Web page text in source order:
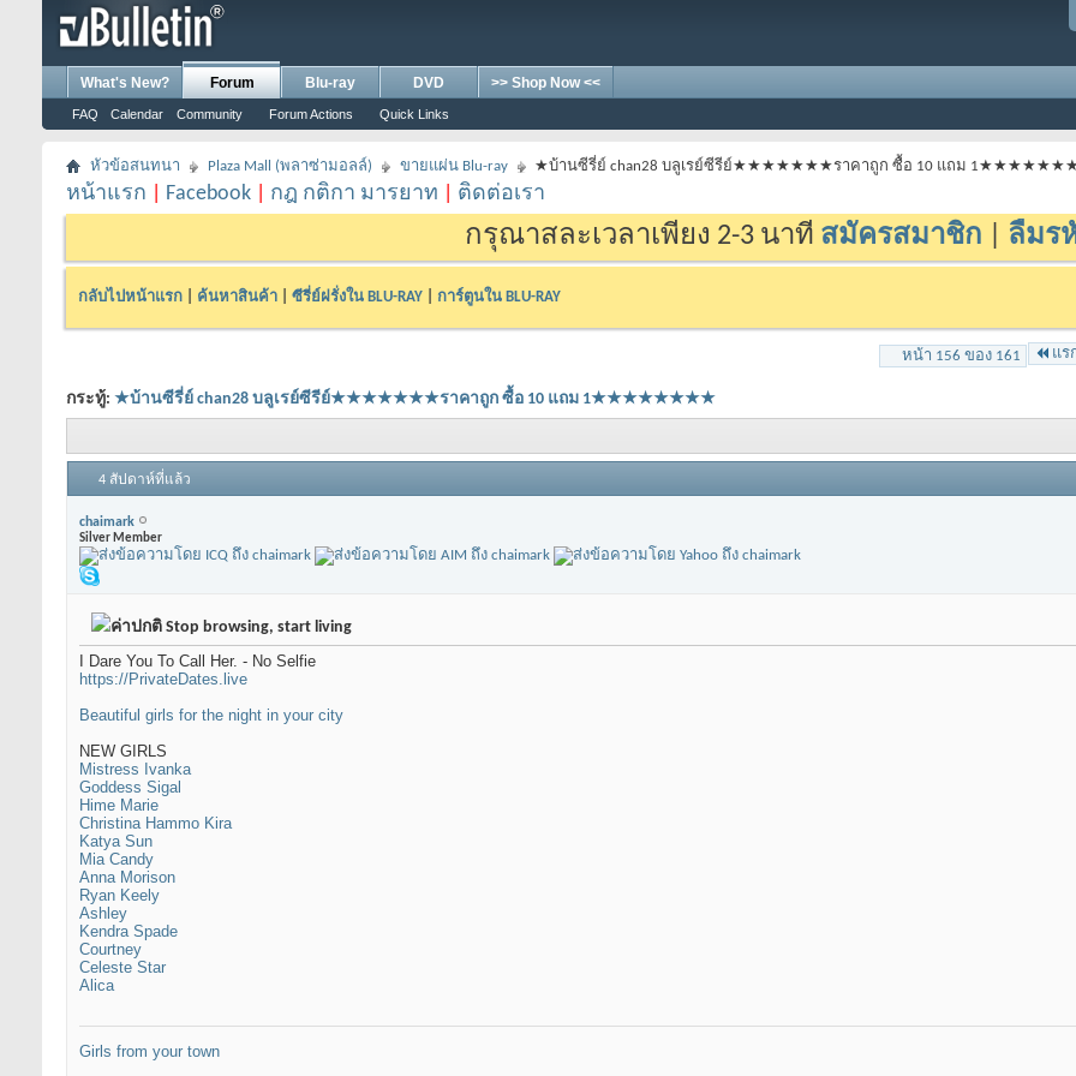
What's New? Forum
FAQ Calendar Community Forum Actions Quick Links
Blu-ray DVD >> Shop Now <<
หัวข้อสนทนา Plaza Mall (พลาซ่ามอลล์) ขายแผ่น Blu-ray ★บ้านซีรี่ย์ chan28 บลูเรย์ซีรีย์★★★★★★★ราคาถูก ซื้อ 10 แถม
หน้าแรก Facebook กฎ กติกา มารยาท ติดต่อเรา
กรุณาสละเวลาเพียง 2-3 นาที สมัครสมาชิก ลืมร
กลับไปหน้าแรก ค้นหาสินค้า ซีรี่ย์ฝรั่งใน BLU-RAY การ์ตูนใน BLU-RAY
หน้า 156 ของ 161 แร
กระทู้: ★บ้านซีรี่ย์ chan28 บลูเรย์ซีรีย์★★★★★★★ราคาถูก ซื้อ 10 แถม 1★★★★★★★★
4 สัปดาห์ที่แล้ว
chaimark
Silver Member
Stop browsing, start living
I Dare You To Call Her. - No Selfie
https://PrivateDates.live
Beautiful girls for the night in your city
NEW GIRLS
Mistress Ivanka
Goddess Sigal
Hime Marie
Christina Hammo Kira
Katya Sun
Mia Candy
Anna Morison
Ryan Keely
Ashley
Kendra Spade
Courtney
Celeste Star
Alica
Girls from your town